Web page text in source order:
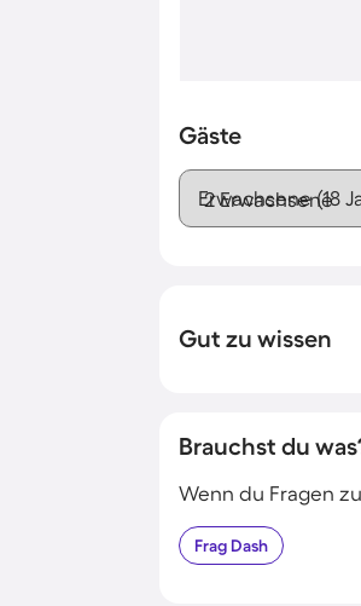
Gäste
Erwachsene (18
Gut zu wissen
Brauchst du
Wenn du Fragen
FragDash